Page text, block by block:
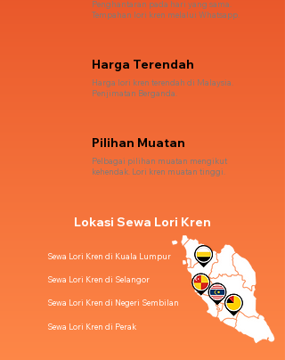
Penghantaran pada hari yang sama.
Tempahan lori kren melalui Whatsapp.
Harga Terendah
Harga lori kren terendah di Malaysia.
Penjimatan Berganda.
Pilihan Muatan
Pelbagai pilihan muatan mengikut
kehendak. Lori kren muatan tinggi.
Lokasi Sewa Lori Kren
Sewa Lori Kren di Kuala Lumpur
Sewa Lori Kren di Selangor
Sewa Lori Kren di Negeri Sembilan
Sewa Lori Kren di Perak